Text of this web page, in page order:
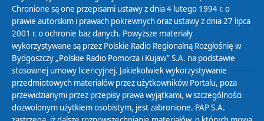
Zamówienia publiczne
Biuletyn Informacji Publicznej
Chronione są one przepisami ustawy z dnia 4 lutego 1994 r. o
prawie autorskim i prawach pokrewnych oraz ustawy z dnia 27 lipca
2001 r. o ochronie baz danych. Powyższe materiały
wykorzystywane są przez Polskie Radio Regionalną Rozgłośnię w
Bydgoszczy „Polskie Radio Pomorza i Kujaw” S.A. na podstawie
stosownej umowy licencyjnej. Jakiekolwiek wykorzystywanie
przedmiotowych materiałów przez użytkowników Portalu, poza
przewidzianymi przez przepisy prawa wyjątkami, w szczególności
dozwolonym użytkiem osobistym, jest zabronione. PAP S.A.